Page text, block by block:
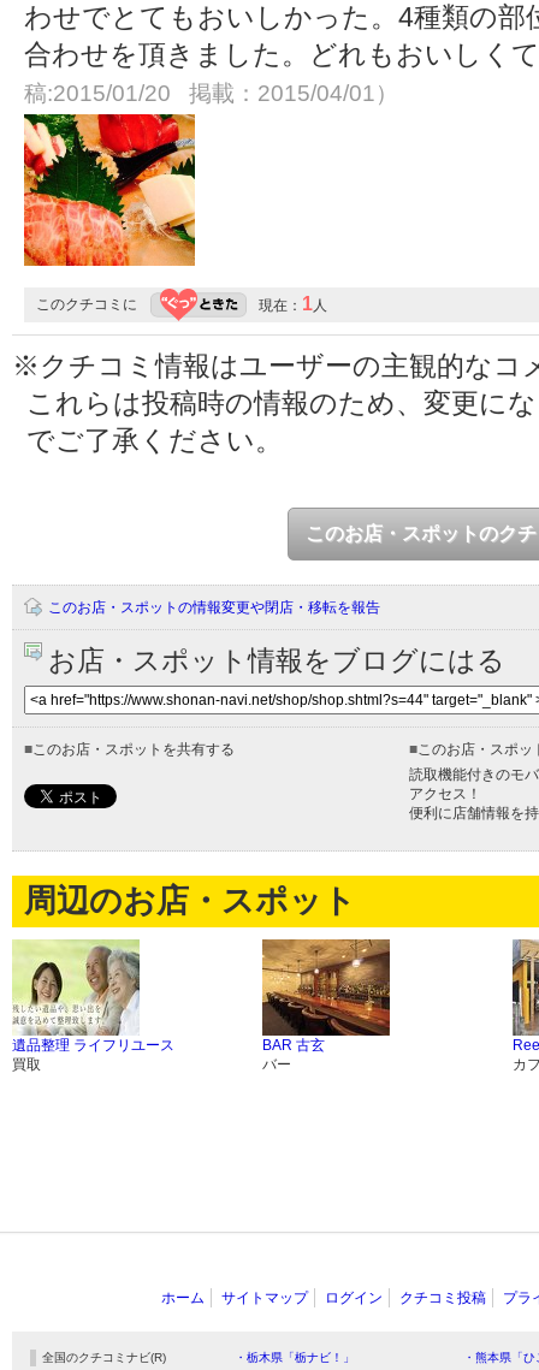
わせでとてもおいしかった。4種類の
合わせを頂きました。どれもおいしく
稿:2015/01/20 掲載：2015/04/01）
このクチコミに 現在： 1人
※クチコミ情報はユーザーの主観的なコ
これらは投稿時の情報のため、変更に
でご了承ください。
このお店・スポットのク
このお店・スポットの情報変更や閉店・移転を報告
お店・スポット情報をブログにはる
■このお店・スポットを共有する ■このお店・スポッ
読取機能付きのモ
アクセス！
便利に店舗情報を
周辺のお店・スポット
遺品整理 ライフリユース
買取
BAR 古玄
バー
カ
ホーム サイトマップ ログイン クチコミ投稿 プラ
全国のクチコミナビ(R) ・栃木県「栃ナビ！」 ・熊本県「